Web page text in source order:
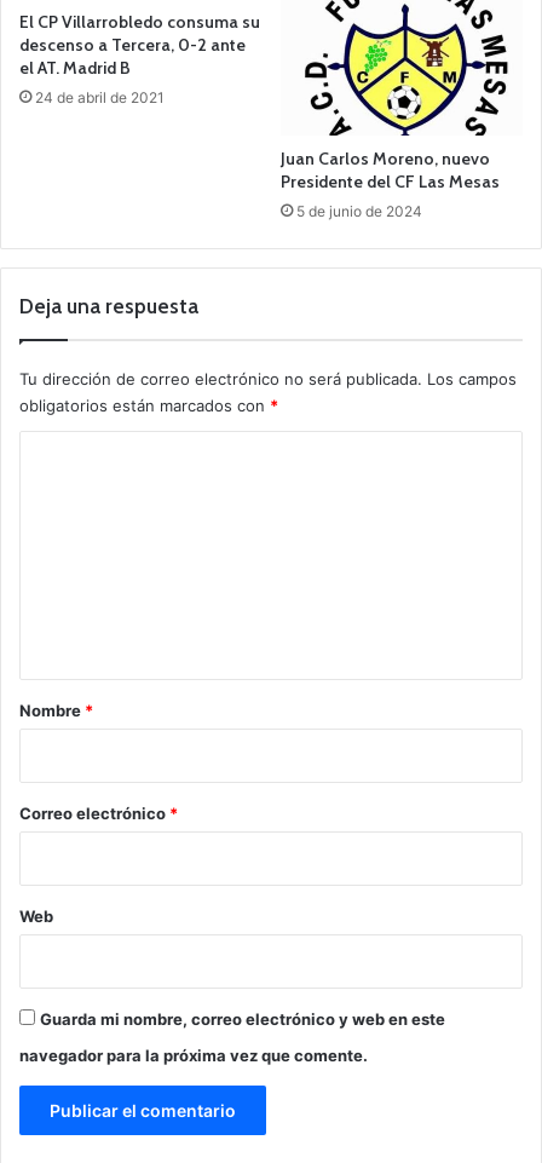
El CP Villarrobledo consuma su
descenso a Tercera, 0-2 ante
el AT. Madrid B
24 de abril de 2021
Juan Carlos Moreno, nuevo
Presidente del CF Las Mesas
5 de junio de 2024
Deja una respuesta
Tu dirección de correo electrónico no será publicada. Los campos
obligatorios están marcados con *
r
*
Nombre *
Correo electrónico *
Web
Guarda mi nombre, correo electrónico y web en este
navegador para la próxima vez que comente.